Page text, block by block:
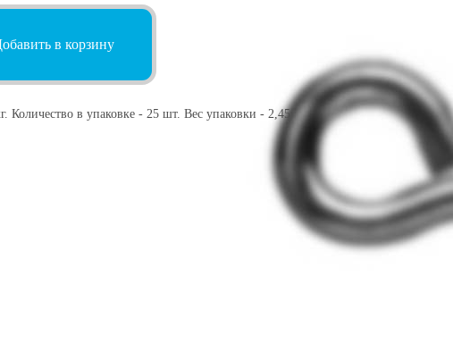
в корзину
в упаковке - 25 шт. Вес упаковки - 2,45